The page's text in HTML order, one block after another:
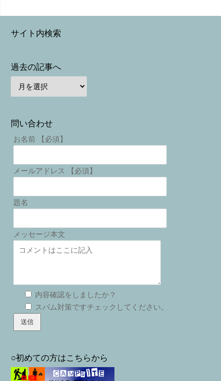
サイト内検索
過去の記事へ
問い合わせ
お名前 【必須】
メールアドレス 【必須】
題名
メッセージ本文
内容確認をしましたか？
スパム対策ですチェックしてください。
○初めての方はこちらから